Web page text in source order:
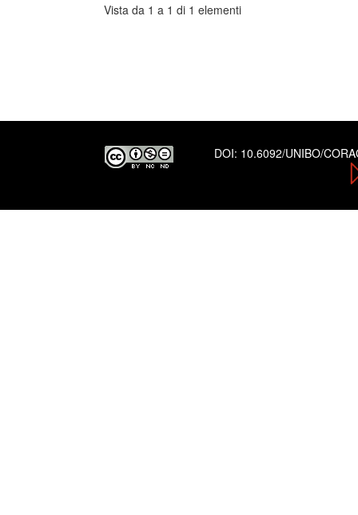
Vista da 1 a 1 di 1 elementi
DOI: 10.6092/UNIBO/